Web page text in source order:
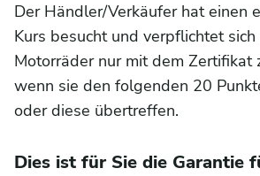
Der Händler/Verkäufer hat einen
Kurs besucht und verpflichtet sich
Motorräder nur mit dem Zertifikat
wenn sie den folgenden 20
oder diese übertreffen.
Dies ist für Sie die Garantie